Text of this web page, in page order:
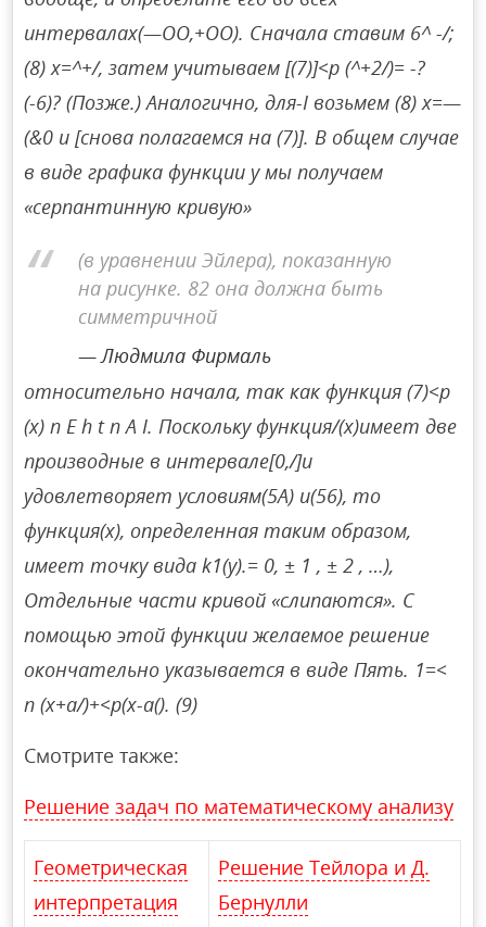
интервалах(—OO,+OO). Сначала ставим 6^ -/;
(8) x=^+/, затем учитываем [(7)]<p (^+2/)= -?
(-6)? (Позже.) Аналогично, для-I возьмем (8) x=—
(&0 и [снова полагаемся на (7)]. В общем случае
в виде графика функции y мы получаем
«серпантинную кривую»
(в уравнении Эйлера), показанную
на рисунке. 82 она должна быть
симметричной
Людмила Фирмаль
относительно начала, так как функция (7)<p
(x) n E h t n A I. Поскольку функция/(x)имеет две
производные в интервале[0,/]и
удовлетворяет условиям(5A) и(56), то
функция(x), определенная таким образом,
имеет точку вида k1(y).= 0, ± 1 , ± 2 , …),
Отдельные части кривой «слипаются». С
помощью этой функции желаемое решение
окончательно указывается в виде Пять. 1=<
п (х+а/)+<р(х-а(). (9)
Смотрите также:
Решение задач по математическому анализу
Геометрическая
интерпретация
Решение Тейлора и Д.
Бернулли